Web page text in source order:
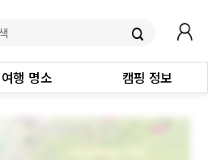
여행 명소 캠핑 정보